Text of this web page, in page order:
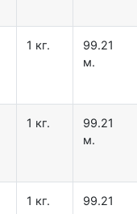
1 кг.
99.21
м.
1 кг.
99.21
м.
1 кг.
99.21